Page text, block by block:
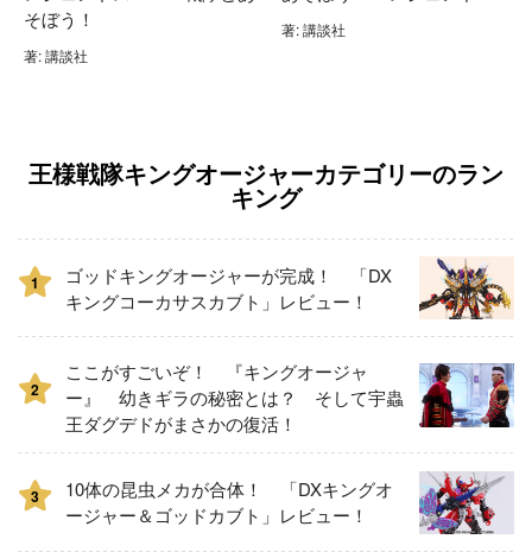
そぼう！
著: 講談社
著: 講談社
王様戦隊キングオージャーカテゴリーのラン
キング
1
ゴッドキングオージャーが完成！ 「DX
キングコーカサスカブト」レビュー！
2
ここがすごいぞ！ 『キングオージャ
ー』 幼きギラの秘密とは？ そして宇蟲
王ダグデドがまさかの復活！
3
10体の昆虫メカが合体！ 「DXキングオ
ージャー＆ゴッドカブト」レビュー！